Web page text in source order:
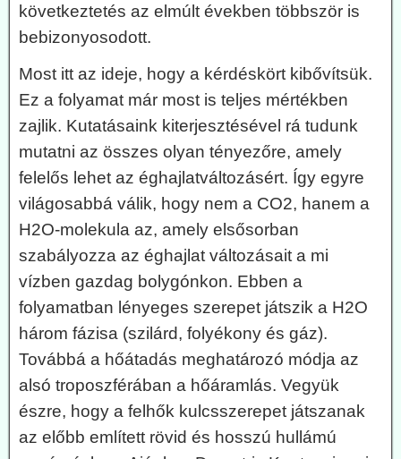
következtetés az elmúlt években többször is
bebizonyosodott.
Most itt az ideje, hogy a kérdéskört kibővítsük.
Ez a folyamat már most is teljes mértékben
zajlik. Kutatásaink kiterjesztésével rá tudunk
mutatni az összes olyan tényezőre, amely
felelős lehet az éghajlatváltozásért. Így egyre
világosabbá válik, hogy nem a CO2, hanem a
H2O-molekula az, amely elsősorban
szabályozza az éghajlat változásait a mi
vízben gazdag bolygónkon. Ebben a
folyamatban lényeges szerepet játszik a H2O
három fázisa (szilárd, folyékony és gáz).
Továbbá a hőátadás meghatározó módja az
alsó troposzférában a hőáramlás. Vegyük
észre, hogy a felhők kulcsszerepet játszanak
az előbb említett rövid és hosszú hullámú